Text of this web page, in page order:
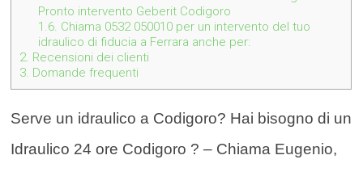
Pronto intervento Geberit Codigoro
1.6. Chiama 0532 050010 per un intervento del tuo
idraulico di fiducia a Ferrara anche per:
2. Recensioni dei clienti
3. Domande frequenti
Serve un idraulico a Codigoro? Hai bisogno di un
Idraulico 24 ore Codigoro ? – Chiama Eugenio,